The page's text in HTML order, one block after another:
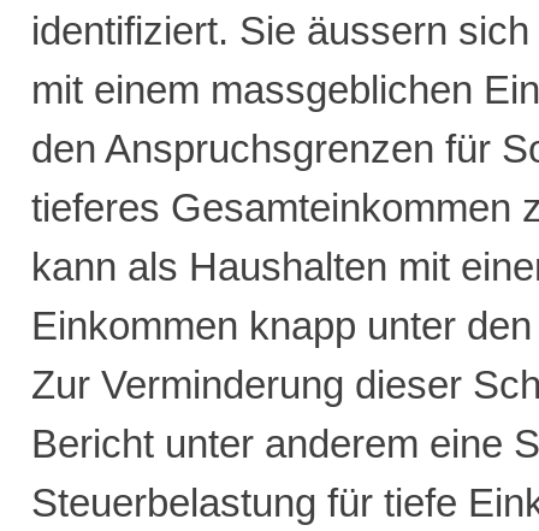
identifiziert. Sie äussern
mit einem massgeblichen
den Anspruchsgrenzen für
tieferes Gesamteinkommen
kann als Haushalten mit
Einkommen knapp unter
Zur Verminderung dieser
Bericht unter anderem eine
Steuerbelastung für tiefe